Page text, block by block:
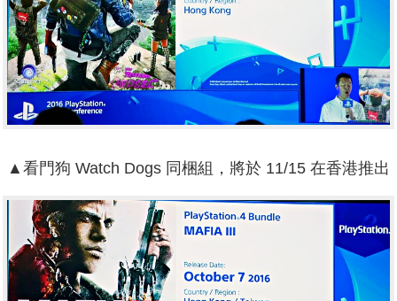
▲看門狗 Watch Dogs 同梱組，將於 11/15 在香港推出